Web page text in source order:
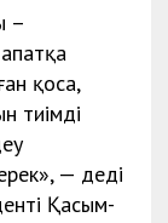
–
қоса,
тиімді
— деді
Қасым-